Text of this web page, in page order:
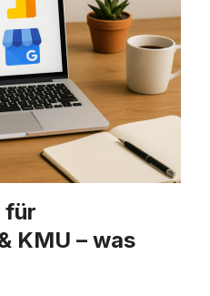
für
KMU – was